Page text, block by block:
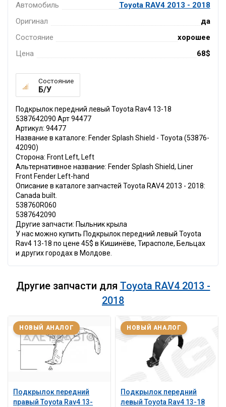
Автомобиль
Toyota RAV4 2013 - 2018
Оригинал
да
Состояние
хорошее
Цена
68$
Состояние
Б/У
Подкрылок передний левый Toyota Rav4 13-18
5387642090 Арт 94477
Артикул: 94477
Название в каталоге: Fender Splash Shield - Toyota (53876-
42090)
Сторона: Front Left, Left
Альтернативное название: Fender Splash Shield, Liner
Front Fender Left-hand
Описание в каталоге запчастей Toyota RAV4 2013 - 2018:
Canada built.
538760R060
5387642090
Другие запчасти: Пыльник крыла
У нас можно купить Подкрылок передний левый Toyota
Rav4 13-18 по цене 45$ в Кишинёве, Тирасполе, Бельцах
и других городах в Молдове.
Другие запчасти для Toyota RAV4 2013 -
2018
Подкрылок передний
правый Toyota Rav4 13-
НОВЫЙ АНАЛОГ
Подкрылок передний
левый Toyota Rav4 13-18
НОВЫЙ АНАЛОГ